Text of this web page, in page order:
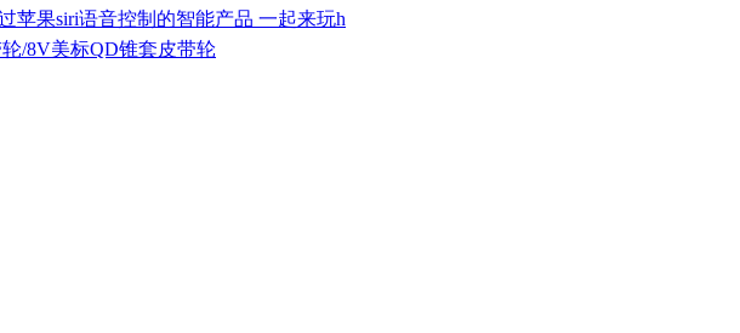
苹果siri语音控制的智能产品 一起来玩h
轮/8V美标QD锥套皮带轮